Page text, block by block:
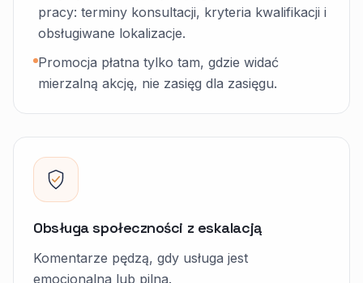
pracy: terminy konsultacji, kryteria kwalifikacji i
obsługiwane lokalizacje.
Promocja płatna tylko tam, gdzie widać
mierzalną akcję, nie zasięg dla zasięgu.
Obsługa społeczności z eskalacją
Komentarze pędzą, gdy usługa jest
emocjonalna lub pilna.